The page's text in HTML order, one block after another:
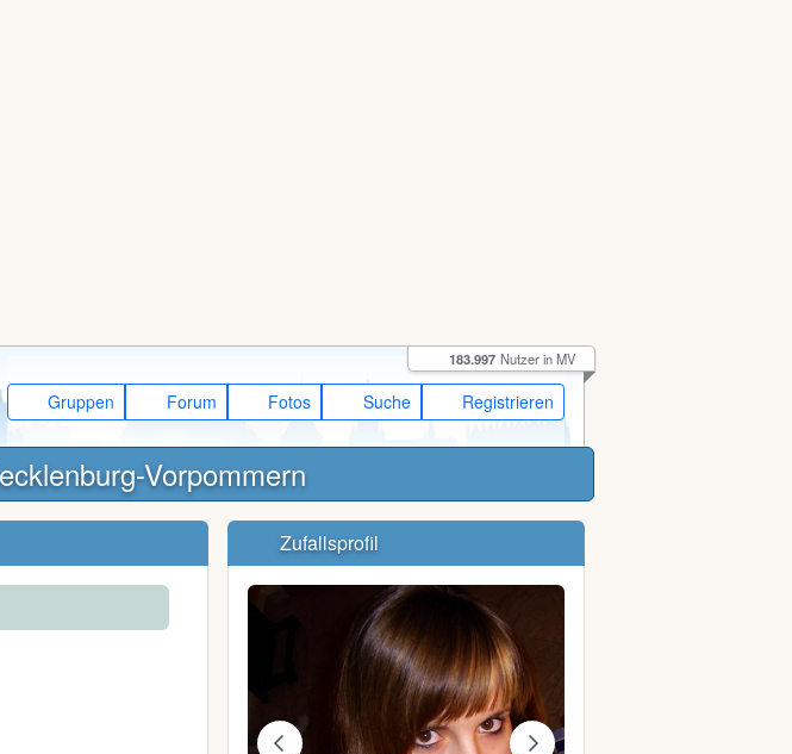
Gruppen Forum Fotos Suche Registrieren
183.997 Nutzer in MV
Vorpommern
Zufallsprofil